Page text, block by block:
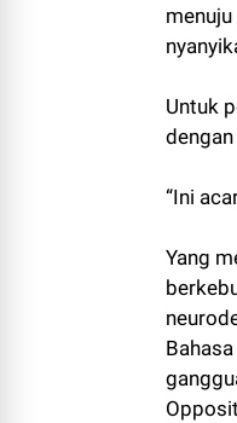
Untuk
“Ini
Yang